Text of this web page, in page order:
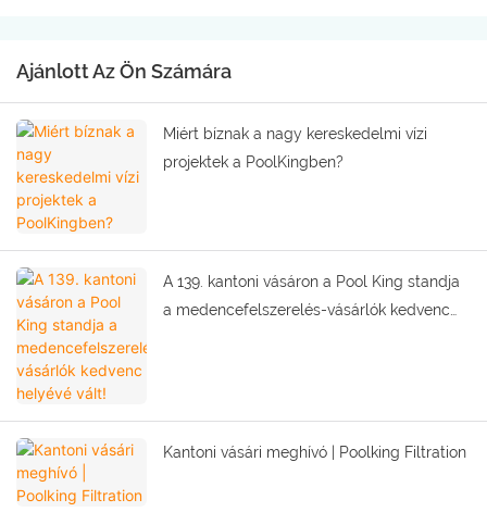
Ajánlott Az Ön Számára
Miért bíznak a nagy kereskedelmi vízi
projektek a PoolKingben?
A 139. kantoni vásáron a Pool King standja
a medencefelszerelés-vásárlók kedvenc
Kantoni vásári meghívó | Poolking Filtration